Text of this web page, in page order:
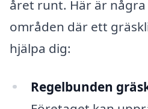
året runt. Här är
områden där ett
hjälpa dig:
Regelbunden